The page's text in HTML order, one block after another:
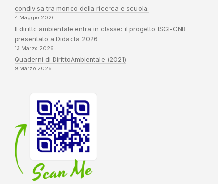
condivisa tra mondo della ricerca e scuola.
4 Maggio 2026
Il diritto ambientale entra in classe: il progetto ISGI-CNR
presentato a Didacta 2026
13 Marzo 2026
Quaderni di DirittoAmbientale (2021)
9 Marzo 2026